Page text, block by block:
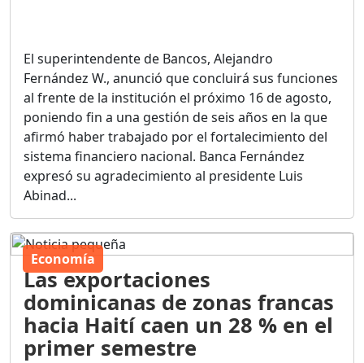
El superintendente de Bancos, Alejandro
Fernández W., anunció que concluirá sus funciones
al frente de la institución el próximo 16 de agosto,
poniendo fin a una gestión de seis años en la que
afirmó haber trabajado por el fortalecimiento del
sistema financiero nacional. Banca Fernández
expresó su agradecimiento al presidente Luis
Abinad...
Economía
Las exportaciones
dominicanas de zonas francas
hacia Haití caen un 28 % en el
primer semestre